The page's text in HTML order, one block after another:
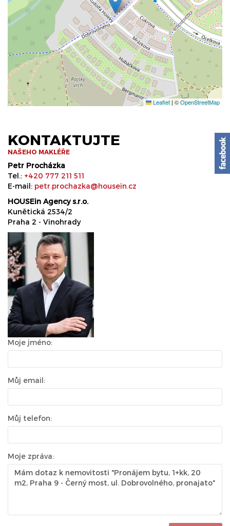
Leaflet | ©OpenStreetMap
KONTAKTUJTE
NAŠEHO MAKLÉŘE
Petr Procházka
Tel.: +420 777 211 511
E-mail: petr.prochazka@housein.cz
HOUSEin Agency s.r.o.
Kunětická 2534/2
Praha 2 - Vinohrady
Moje jméno:
Můj email:
Můj telefon:
Moje zpráva: